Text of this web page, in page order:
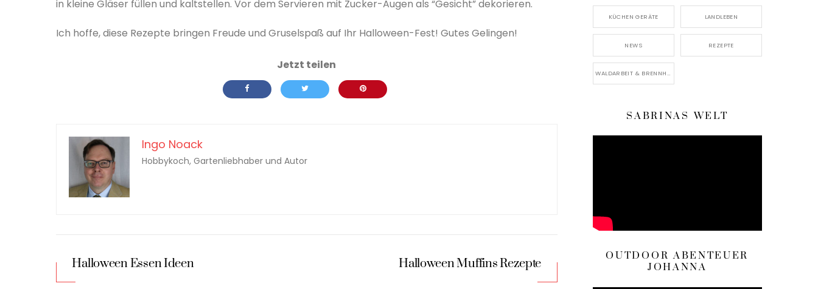
in kleine Gläser füllen und kaltstellen. Vor dem Servieren mit Zucker-Augen als “Gesicht” dekorieren.
Ich hoffe, diese Rezepte bringen Freude und Gruselspaß auf Ihr Halloween-Fest! Gutes Gelingen!
Ingo Noack
Hobbykoch, Gartenliebhaber und Autor
Halloween Essen Ideen Halloween Muffins Rezepte
KÜCHEN GERÄTE LANDLEBEN
NEWS REZEPTE
WALDARBEIT & BRENNHOLZ
SABRINAS WELT
OUTDOOR ABENTEUER
JOHANNA